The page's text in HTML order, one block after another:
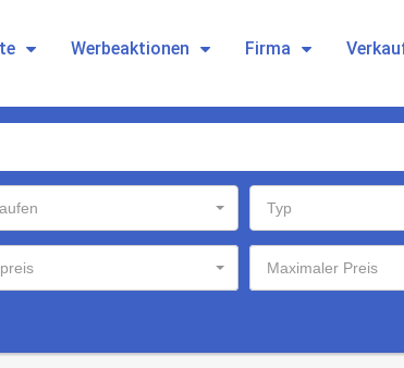
Werbeaktionen Firma
Typ
Maximaler Preis